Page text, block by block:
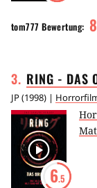
tom777 Bewertung: 8
3. RING - DAS
JP(1998) |
6.5